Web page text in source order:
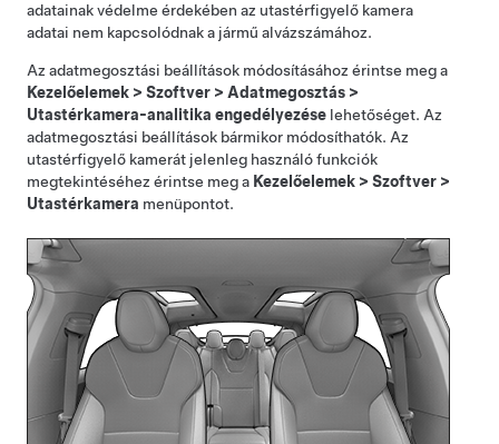
adatainak védelme érdekében az utastérfigyelő kamera
adatai nem kapcsolódnak a jármű alvázszámához.
Az adatmegosztási beállítások módosításához érintse meg a
Kezelőelemek > Szoftver > Adatmegosztás >
Utastérkamera-analitika engedélyezése lehetőséget. Az
adatmegosztási beállítások bármikor módosíthatók. Az
utastérfigyelő kamerát jelenleg használó funkciók
megtekintéséhez érintse meg a Kezelőelemek > Szoftver >
Utastérkamera menüpontot.